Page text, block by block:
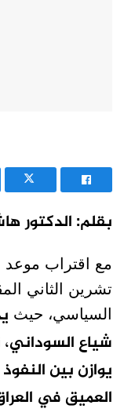
بقلم: الدكتور
مع اقتراب موعد
تشرين الثاني
السياسي، حيث
شياع
يوازن بين النفوذ
العميق في